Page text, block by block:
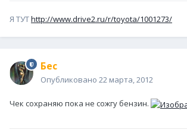
Я ТУТhttp://www.drive2.ru/r/toyota/1001273/
Бес
Опубликовано 22 марта, 2012
Чек сохраняю пока не сожгу бензин.